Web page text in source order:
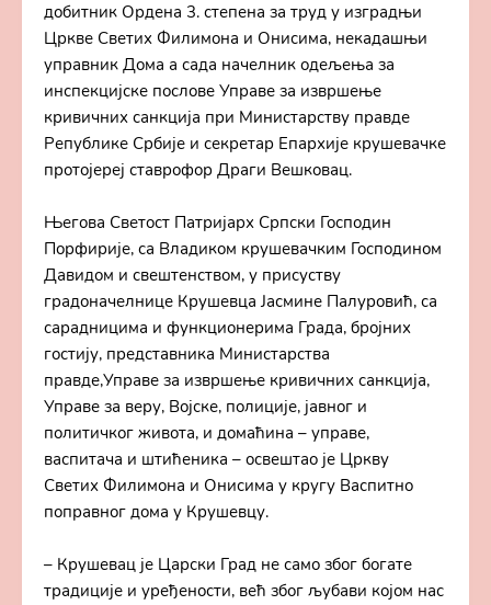
добитник Ордена 3. степена за труд у изградњи
Цркве Светих Филимона и Онисима, некадашњи
управник Дома а сада начелник одељења за
инспекцијске послове Управе за извршење
кривичних санкција при Министарству правде
Републике Србије и секретар Епархије крушевачке
протојереј ставрофор Драги Вешковац.
Његова Светост Патријарх Српски Господин
Порфирије, са Владиком крушевачким Господином
Давидом и свештенством, у присуству
градоначелнице Крушевца Јасмине Палуровић, са
сарадницима и функционерима Града, бројних
гостију, представника Министарства
правде,Управе за извршење кривичних санкција,
Управе за веру, Војске, полиције, јавног и
политичког живота, и домаћина – управе,
васпитача и штићеника – освештао је Цркву
Светих Филимона и Онисима у кругу Васпитно
поправног дома у Крушевцу.
– Крушевац је Царски Град не само због богате
традиције и уређености, већ због љубави којом нас